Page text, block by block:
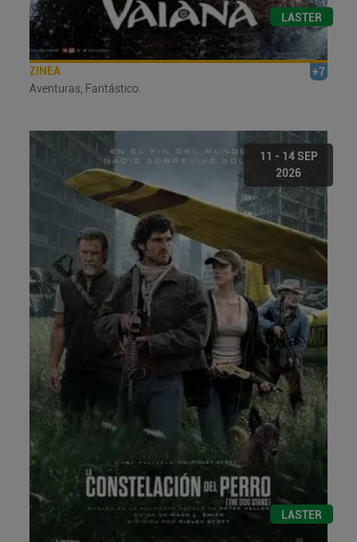
LASTER
ZINEA
+7
Aventuras, Fantástico.
11 - 14 SEP
2026
LASTER